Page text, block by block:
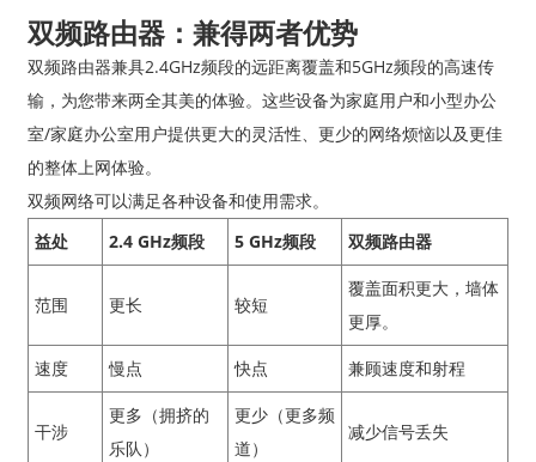
双频路由器：兼得两者优势
双频路由器兼具2.4GHz频段的远距离覆盖和5GHz频段的高速传
输，为您带来两全其美的体验。这些设备为家庭用户和小型办公
室/家庭办公室用户提供更大的灵活性、更少的网络烦恼以及更佳
的整体上网体验。
双频网络可以满足各种设备和使用需求。
益处
2.4 GHz频段 5 GHz频段 双频路由器
范围 更长 较短
覆盖面积更大，墙体
更厚。
速度 慢点 快点 兼顾速度和射程
干涉
更多（拥挤的
乐队）
更少（更多频
道）
减少信号丢失